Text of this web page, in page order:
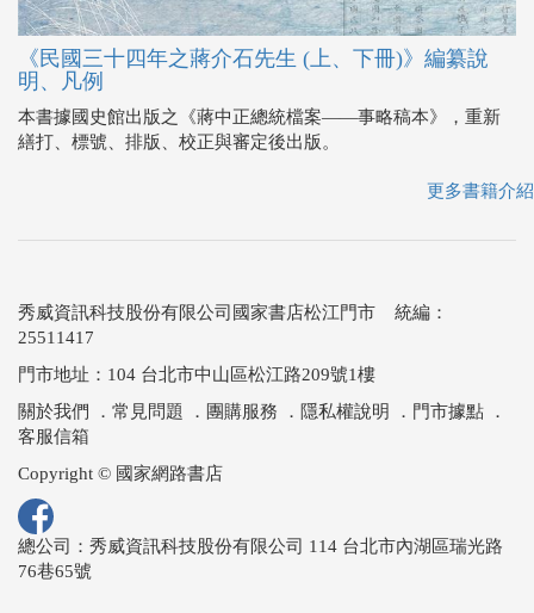
《民國三十四年之蔣介石先生 (上、下冊)》編纂說
明、凡例
本書據國史館出版之《蔣中正總統檔案——事略稿本》，重新
繕打、標號、排版、校正與審定後出版。
更多書籍介紹
秀威資訊科技股份有限公司國家書店松江門市 統編：
25511417
門市地址：104 台北市中山區松江路209號1樓
關於我們
． 常見問題 ． 團購服務 ． 隱私權說明 ． 門市據點 ．
客服信箱
Copyright © 國家網路書店
總公司：秀威資訊科技股份有限公司 114 台北市內湖區瑞光路
76巷65號